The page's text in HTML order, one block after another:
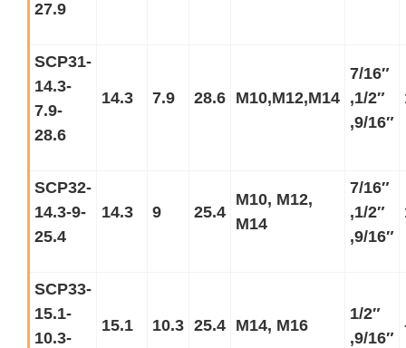
27.9
SCP31-
14.3-
7.9-
28.6
14.3 7.9 28.6 M10,M12,M14
7/16″
,1/2″
,9/16″
SCP32-
14.3-9-
25.4
14.3 9 25.4
M10, M12,
M14
7/16″
,1/2″
,9/16″
SCP33-
15.1-
10.3-
15.1 10.3 25.4 M14, M16
1/2″
,9/16″